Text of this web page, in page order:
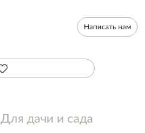
Написать нам
Для дачи и сада